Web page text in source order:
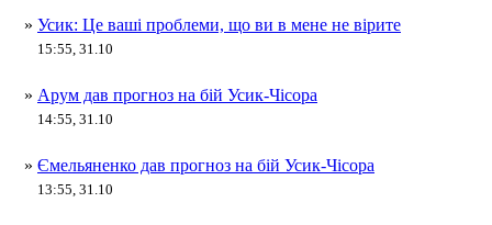
» Усик: Це ваші проблеми, що ви в мене не вірите
15:55, 31.10
» Арум дав прогноз на бій Усик-Чісора
14:55, 31.10
» Ємельяненко дав прогноз на бій Усик-Чісора
13:55, 31.10